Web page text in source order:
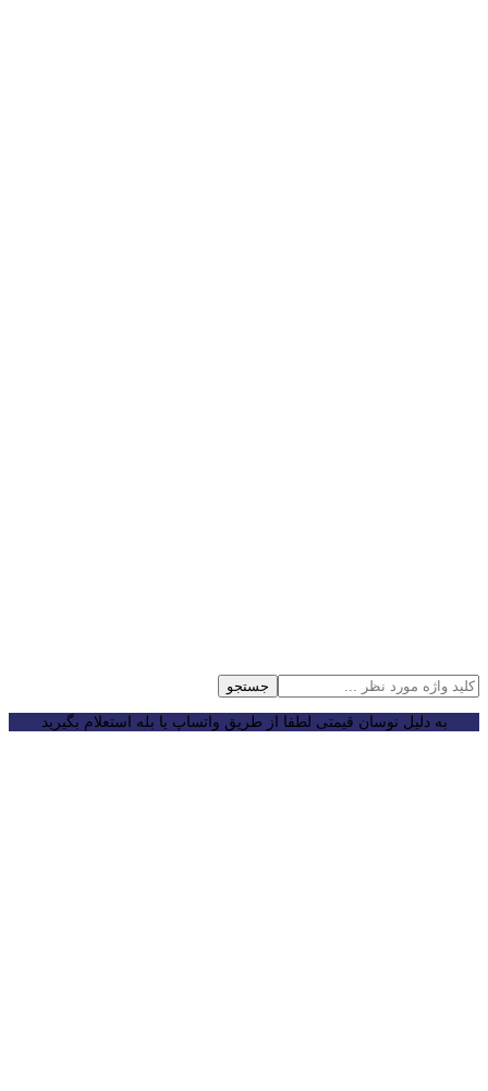
جستجو
به دلیل نوسان قیمتی لطفا از طریق واتساپ یا بله استعلام بگیرید